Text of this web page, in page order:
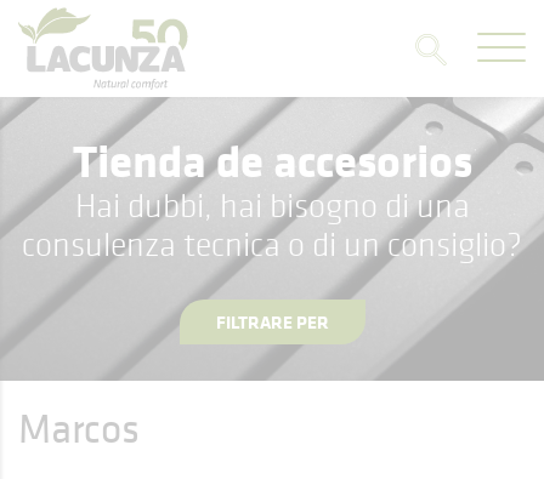
Tienda de accesorios
Hai dubbi, hai bisogno di una
consulenza tecnica o di un consiglio?
FILTRARE PER
Marcos